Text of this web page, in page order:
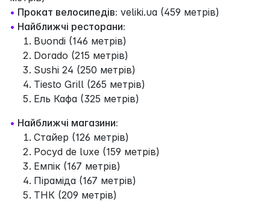
• Прокат велосипедів: veliki.ua (459 метрів)
• Найближчі ресторани:
Buondi (146 метрів)
Dorado (215 метрів)
Sushi 24 (250 метрів)
Tiesto Grill (265 метрів)
Ель Кафа (325 метрів)
• Найближчі магазини:
Стайер (126 метрів)
Pocyd de luxe (159 метрів)
Емпік (167 метрів)
Піраміда (167 метрів)
ТНК (209 метрів)